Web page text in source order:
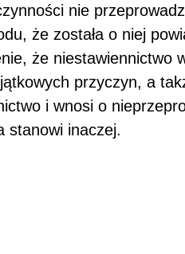
nie
że została o niej
że niestawiennictwo
przyczyn, a
i wnosi o
stanowi inaczej.